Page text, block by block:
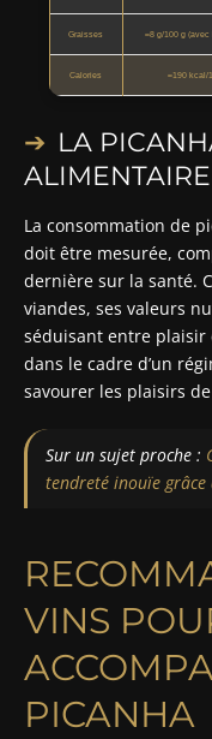
Graisses ≈8 g/100 g (avec
Calories ≈190 kcal/
LA
La consommation de
doit être mesurée,
dernière sur la santé.
viandes, ses valeurs
séduisant entre plaisir
dans le cadre d’un
savourer les plaisirs
Sur un sujet proche :
tendreté inouïe
VINS
PICANHA